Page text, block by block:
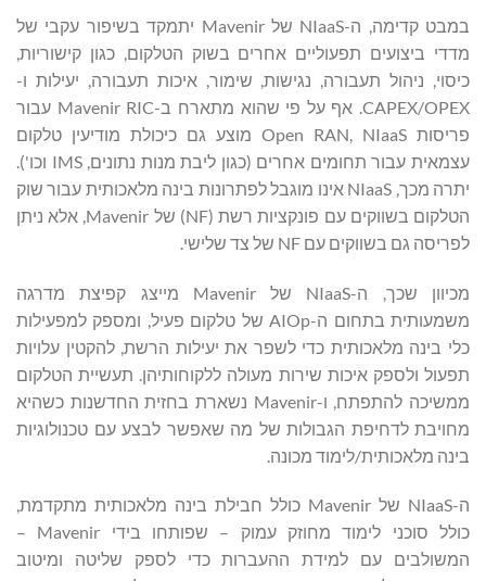
במבט קדימה, ה-NIaaS של Mavenir יתמקד בשיפור עקבי של
מדדי ביצועים תפעוליים אחרים בשוק הטלקום, כגון קישוריות,
כיסוי, ניהול תעבורה, נגישות, שימור, איכות תעבורה, יעילות ו-
CAPEX/OPEX. אף על פי שהוא מתארח ב-Mavenir RIC עבור
פריסות Open RAN, NIaaS מוצע גם כיכולת מודיעין טלקום
עצמאית עבור תחומים אחרים (כגון ליבת מנות נתונים, IMS וכו').
יתרה מכך, NIaaS אינו מוגבל לפתרונות בינה מלאכותית עבור שוק
הטלקום בשווקים עם פונקציות רשת (NF) של Mavenir, אלא ניתן
לפריסה גם בשווקים עם NF של צד שלישי.
מכיוון שכך, ה-NIaaS של Mavenir מייצג קפיצת מדרגה
משמעותית בתחום ה-AIOp של טלקום פעיל, ומספק למפעילות
כלי בינה מלאכותית כדי לשפר את יעילות הרשת, להקטין עלויות
תפעול ולספק איכות שירות מעולה ללקוחותיהן. תעשיית הטלקום
ממשיכה להתפתח, ו-Mavenir נשארת בחזית החדשנות כשהיא
מחויבת לדחיפת הגבולות של מה שאפשר לבצע עם טכנולוגיות
בינה מלאכותית/לימוד מכונה.
ה-NIaaS של Mavenir כולל חבילת בינה מלאכותית מתקדמת,
כולל סוכני לימוד מחוזק עמוק – שפותחו בידי Mavenir –
המשולבים עם למידת ההעברות כדי לספק שליטה ומיטוב